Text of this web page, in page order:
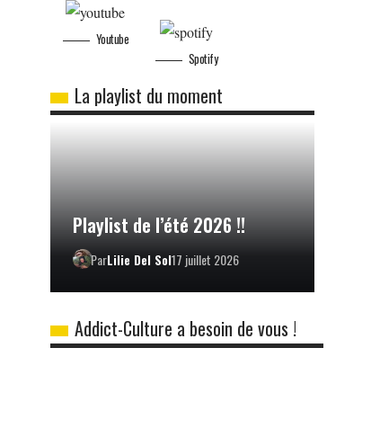
Youtube
Spotify
La playlist du moment
Playlist de l’été 2026 !!
ParLilie Del Sol17 juillet 2026
Addict-Culture a besoin de vous !